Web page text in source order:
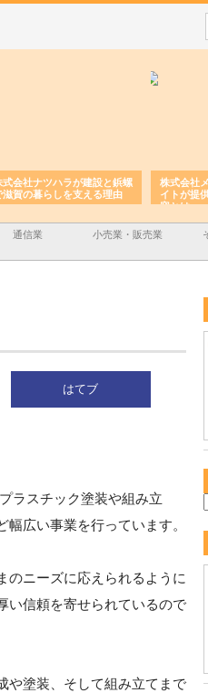
式会社ナツハラが建設と鋲螺
滋賀の暮らしを支える理由
株式会社
イトが提
容とは
通信業 小売業・販売業
はてブ
ラスチック塗装や組み立
広い事業を行っています。
のニーズに応えられるように
い信頼を寄せられているので
や塗装、そして組み立てまで